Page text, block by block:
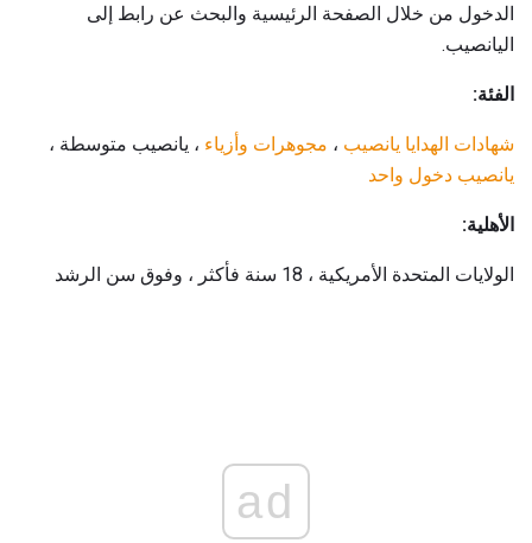
الدخول من خلال الصفحة الرئيسية والبحث عن رابط إلى
اليانصيب.
الفئة:
شهادات الهدايا يانصيب ، مجوهرات وأزياء ، يانصيب متوسطة ،
يانصيب دخول واحد
الأهلية:
الولايات المتحدة الأمريكية ، 18 سنة فأكثر ، وفوق سن الرشد
ad